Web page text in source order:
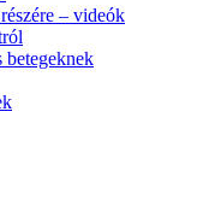
– videók
betegeknek